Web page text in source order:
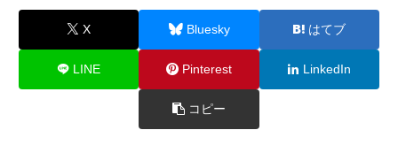
X Bluesky はてブ
LINE Pinterest LinkedIn
コピー